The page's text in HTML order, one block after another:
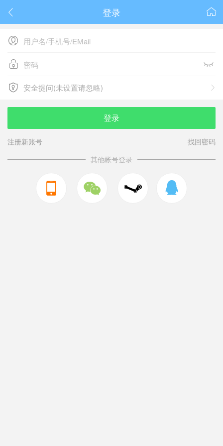
 
登录

 
 
安全提问(未设置请忽略)
安全提问(未设置请忽略)
登录
注册新账号
找回密码
其他帐号登录
  